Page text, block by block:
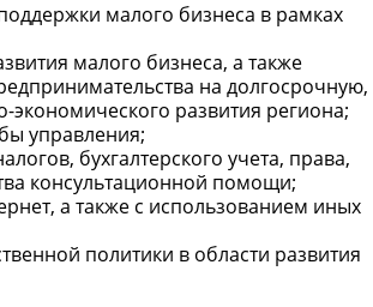
малого бизнеса в рамках
малого бизнеса, а также
на долгосрочную,
развития региона;
управления;
бухгалтерского учета, права,
консультационной помощи;
а также с использованием иных
политики в области развития